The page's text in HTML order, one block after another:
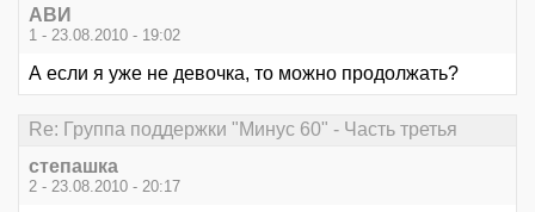
АВИ
1 - 23.08.2010 - 19:02
А если я уже не девочка, то можно продолжать?
Re: Группа поддержки "Минус 60" - Часть третья
степашка
2 - 23.08.2010 - 20:17